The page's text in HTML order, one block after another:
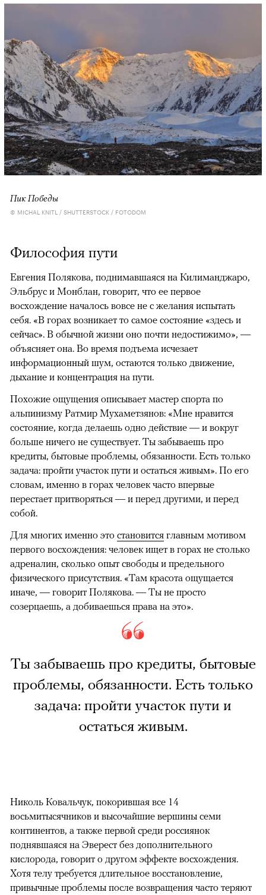
Пик Победы
© MICHAL KNITL / SHUTTERSTOCK / FOTODOM
Философия пути
Евгения Полякова, поднимавшаяся на Килиманджаро,
Эльбрус и Монблан, говорит, что ее первое
восхождение началось вовсе не с желания испытать
себя. «В горах возникает то самое состояние «здесь и
сейчас». В обычной жизни оно почти недостижимо», —
объясняет она. Во время подъема исчезает
информационный шум, остаются только движение,
дыхание и концентрация на пути.
Похожие ощущения описывает мастер спорта по
альпинизму Ратмир Мухаметзянов: «Мне нравится
состояние, когда делаешь одно действие — и вокруг
больше ничего не существует. Ты забываешь про
кредиты, бытовые проблемы, обязанности. Есть только
задача: пройти участок пути и остаться живым». По его
словам, именно в горах человек часто впервые
перестает притворяться — и перед другими, и перед
собой.
Для многих именно это становится главным мотивом
первого восхождения: человек ищет в горах не столько
адреналин, сколько опыт свободы и предельного
физического присутствия. «Там красота ощущается
иначе, — говорит Полякова. — Ты не просто
созерцаешь, а добиваешься права на это».
Ты забываешь про кредиты, бытовые
проблемы, обязанности. Есть только
задача: пройти участок пути и
остаться живым.
Николь Ковальчук, покорившая все 14
восьмитысячников и высочайшие вершины семи
континентов, а также первой среди россиянок
поднявшаяся на Эверест без дополнительного
кислорода, говорит о другом эффекте восхождения.
Хотя телу требуется длительное восстановление,
привычные проблемы после возвращения часто теряют